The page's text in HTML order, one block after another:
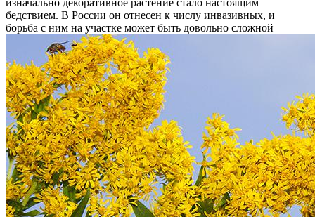
бедствием. В России он отнесен к числу инвазивных, и
борьба с ним на участке может быть довольно сложной